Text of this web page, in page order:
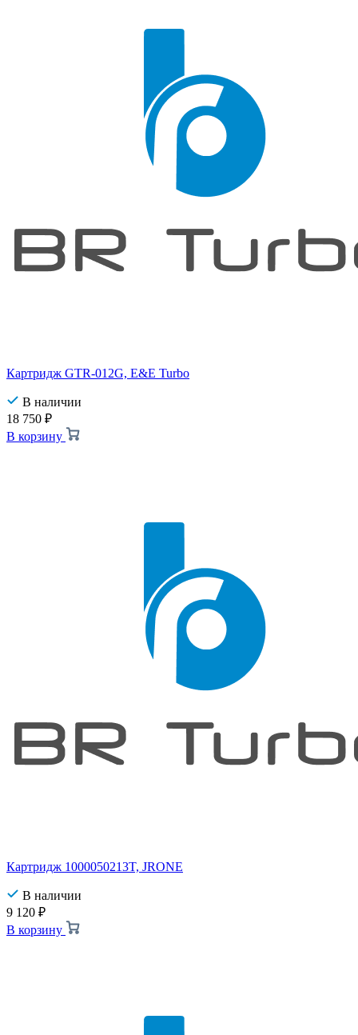
Картридж GTR-012G, E&E Turbo
В наличии
18 750 ₽
В корзину
Картридж 1000050213T, JRONE
В наличии
9 120 ₽
В корзину